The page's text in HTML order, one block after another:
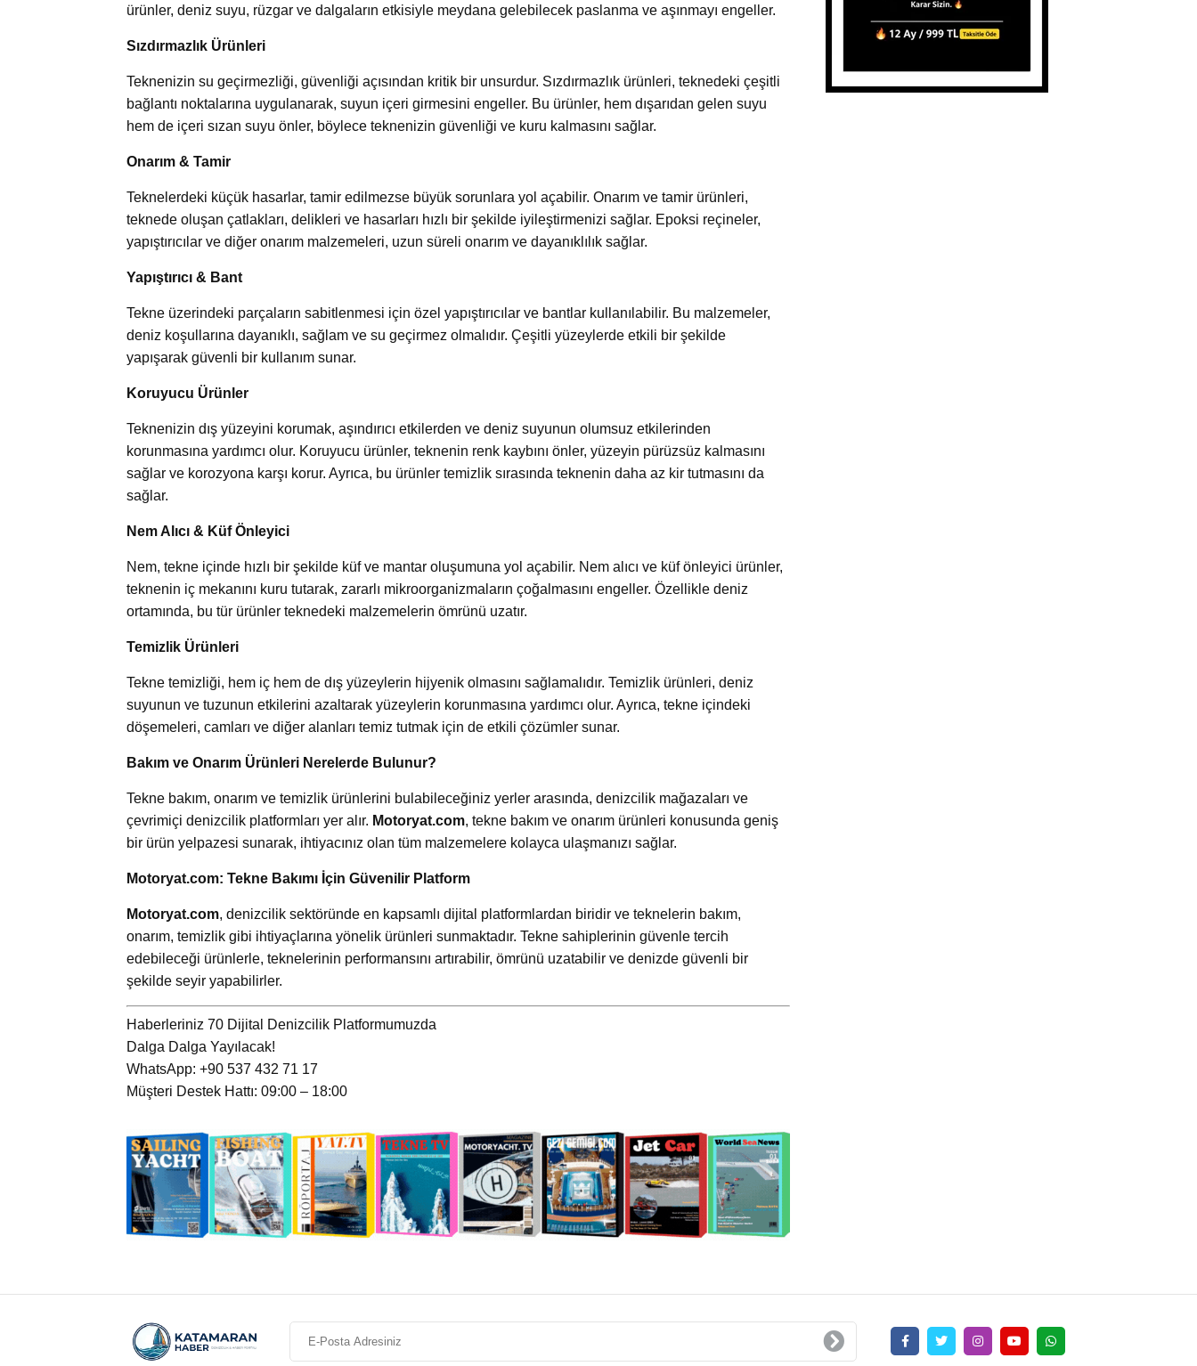
ürünler, deniz suyu, rüzgar ve dalgaların etkisiyle meydana gelebilecek paslanma ve aşınmayı engeller.
Sızdırmazlık Ürünleri
Teknenizin su geçirmezliği, güvenliği açısından kritik bir unsurdur. Sızdırmazlık ürünleri, teknedeki çeşitli
bağlantı noktalarına uygulanarak, suyun içeri girmesini engeller. Bu ürünler, hem dışarıdan gelen suyu
hem de içeri sızan suyu önler, böylece teknenizin güvenliği ve kuru kalmasını sağlar.
Onarım & Tamir
Teknelerdeki küçük hasarlar, tamir edilmezse büyük sorunlara yol açabilir. Onarım ve tamir ürünleri,
teknede oluşan çatlakları, delikleri ve hasarları hızlı bir şekilde iyileştirmenizi sağlar. Epoksi reçineler,
yapıştırıcılar ve diğer onarım malzemeleri, uzun süreli onarım ve dayanıklılık sağlar.
Yapıştırıcı & Bant
Tekne üzerindeki parçaların sabitlenmesi için özel yapıştırıcılar ve bantlar kullanılabilir. Bu malzemeler,
deniz koşullarına dayanıklı, sağlam ve su geçirmez olmalıdır. Çeşitli yüzeylerde etkili bir şekilde
yapışarak güvenli bir kullanım sunar.
Koruyucu Ürünler
Teknenizin dış yüzeyini korumak, aşındırıcı etkilerden ve deniz suyunun olumsuz etkilerinden
korunmasına yardımcı olur. Koruyucu ürünler, teknenin renk kaybını önler, yüzeyin pürüzsüz kalmasını
sağlar ve korozyona karşı korur. Ayrıca, bu ürünler temizlik sırasında teknenin daha az kir tutmasını da
sağlar.
Nem Alıcı & Küf Önleyici
Nem, tekne içinde hızlı bir şekilde küf ve mantar oluşumuna yol açabilir. Nem alıcı ve küf önleyici ürünler,
teknenin iç mekanını kuru tutarak, zararlı mikroorganizmaların çoğalmasını engeller. Özellikle deniz
ortamında, bu tür ürünler teknedeki malzemelerin ömrünü uzatır.
Temizlik Ürünleri
Tekne temizliği, hem iç hem de dış yüzeylerin hijyenik olmasını sağlamalıdır. Temizlik ürünleri, deniz
suyunun ve tuzunun etkilerini azaltarak yüzeylerin korunmasına yardımcı olur. Ayrıca, tekne içindeki
döşemeleri, camları ve diğer alanları temiz tutmak için de etkili çözümler sunar.
Bakım ve Onarım Ürünleri Nerelerde Bulunur?
Tekne bakım, onarım ve temizlik ürünlerini bulabileceğiniz yerler arasında, denizcilik mağazaları ve
çevrimiçi denizcilik platformları yer alır. Motoryat.com, tekne bakım ve onarım ürünleri konusunda geniş
bir ürün yelpazesi sunarak, ihtiyacınız olan tüm malzemelere kolayca ulaşmanızı sağlar.
Motoryat.com: Tekne Bakımı İçin Güvenilir Platform
Motoryat.com, denizcilik sektöründe en kapsamlı dijital platformlardan biridir ve teknelerin bakım,
onarım, temizlik gibi ihtiyaçlarına yönelik ürünleri sunmaktadır. Tekne sahiplerinin güvenle tercih
edebileceği ürünlerle, teknelerinin performansını artırabilir, ömrünü uzatabilir ve denizde güvenli bir
şekilde seyir yapabilirler.
Haberleriniz 70 Dijital Denizcilik Platformumuzda
Dalga Dalga Yayılacak!
WhatsApp: +90 537 432 71 17
Müşteri Destek Hattı: 09:00 – 18:00